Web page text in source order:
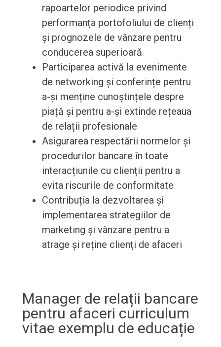
rapoartelor periodice privind
performanța portofoliului de clienți
și prognozele de vânzare pentru
conducerea superioară
Participarea activă la evenimente
de networking și conferințe pentru
a-și menține cunoștințele despre
piață și pentru a-și extinde rețeaua
de relații profesionale
Asigurarea respectării normelor și
procedurilor bancare în toate
interacțiunile cu clienții pentru a
evita riscurile de conformitate
Contribuția la dezvoltarea și
implementarea strategiilor de
marketing și vânzare pentru a
atrage și reține clienți de afaceri
Manager de relații bancare
pentru afaceri curriculum
vitae exemplu de educație